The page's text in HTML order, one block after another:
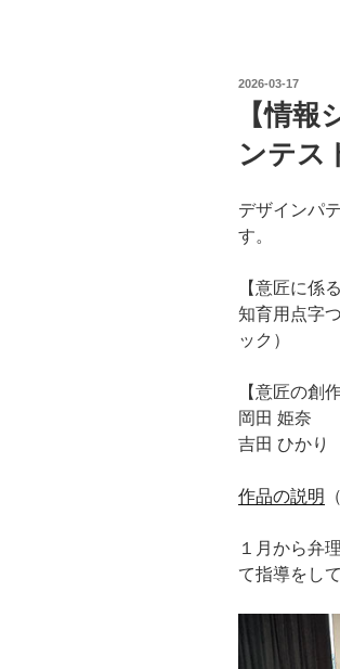
投
2026-03-17
【情
ンテス
デザインパ
す。
【意匠に係
知育用点字
ック）
【意匠の創
岡田 姫奈
吉田 ひかり
作品の説明
１月から弁
て指導をし